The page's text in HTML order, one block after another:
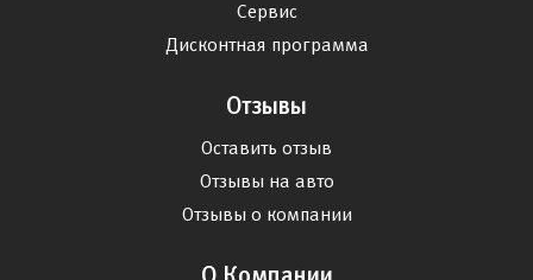
Сервис
Дисконтная программа
Отзывы
Оставить отзыв
Отзывы на авто
Отзывы о компании